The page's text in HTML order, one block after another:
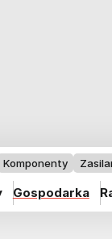
Komponenty
Gospodarka